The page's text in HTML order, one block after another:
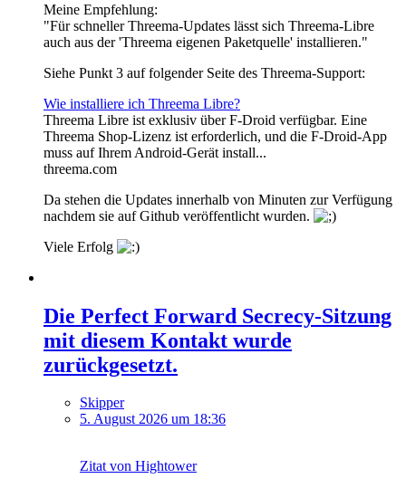
Meine Empfehlung:
"Für schneller Threema-Updates lässt sich Threema-Libre
auch aus der 'Threema eigenen Paketquelle' installieren."
Siehe Punkt 3 auf folgender Seite des Threema-Support:
Wie installiere ich Threema Libre?
Threema Libre ist exklusiv über F-Droid verfügbar. Eine
Threema Shop-Lizenz ist erforderlich, und die F-Droid-App
muss auf Ihrem Android-Gerät install...
threema.com
Da stehen die Updates innerhalb von Minuten zur Verfügung
nachdem sie auf Github veröffentlicht wurden.
Viele Erfolg
Die Perfect Forward Secrecy-Sitzung
mit diesem Kontakt wurde
zurückgesetzt.
Skipper
5. August 2026 um 18:36
Zitat von Hightower